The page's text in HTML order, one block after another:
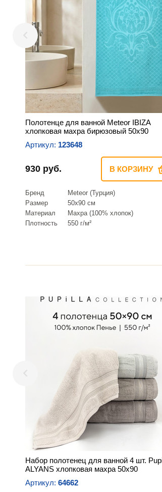
Полотенце для ванной Meteor IBIZA
хлопковая махра бирюзовый 50х90
Артикул: 123648
930 руб. В КОРЗИНУ
Бренд
Meteor (Турция)
Размер
50х90 см
Материал
Махра (100% хлопок)
Плотность
550 г/м²
Набор полотенец для ванной 4 шт.
ALYANS хлопковая махра 50х90
Артикул: 64662